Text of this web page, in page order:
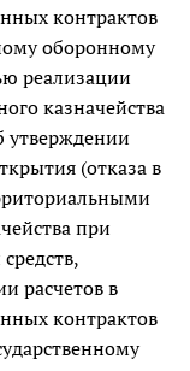
контрактов
оборонному
реализации
казначейства
утверждении
(отказа в
при
расчетов в
контрактов